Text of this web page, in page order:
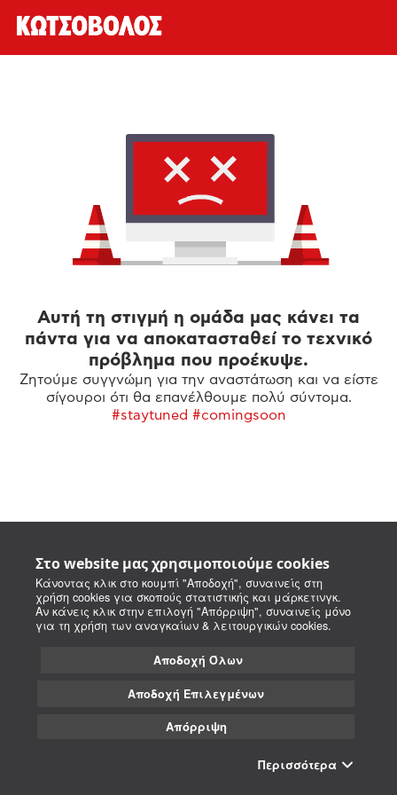
Στο website μας χρησιμοποιούμε cookies
Κάνοντας κλικ στο κουμπί "Αποδοχή", συναινείς στη
χρήση cookies για σκοπούς στατιστικής και μάρκετινγκ.
Αν κάνεις κλικ στην επιλογή "Απόρριψη", συναινείς μόνο
για τη χρήση των αναγκαίων & λειτουργικών cookies.
Αποδοχή Όλων
Αποδοχή Επιλεγμένων
Απόρριψη
Περισσότερα
Αυτή τη στιγμή η ομάδα μας κάνει τα
πάντα για να αποκατασταθεί το τεχνικό
πρόβλημα που προέκυψε.
Ζητούμε συγγνώμη για την αναστάτωση και να είστε
σίγουροι ότι θα επανέλθουμε πολύ σύντομα.
#staytuned #comingsoon